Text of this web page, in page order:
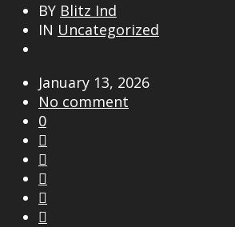
BY Blitz Ind
IN Uncategorized
January 13, 2026
No comment
0




